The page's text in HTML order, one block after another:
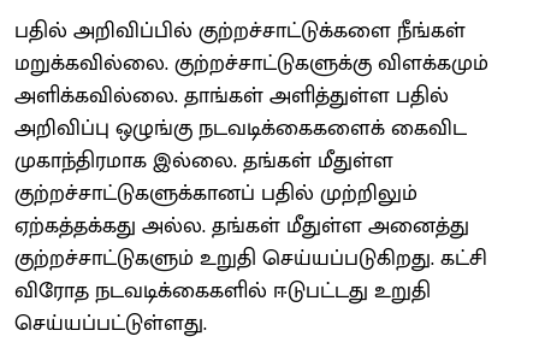
பதில் அறிவிப்பில் குற்றச்சாட்டுக்களை நீங்கள்
மறுக்கவில்லை. குற்றச்சாட்டுகளுக்கு விளக்கமும்
அளிக்கவில்லை. தாங்கள் அளித்துள்ள பதில்
அறிவிப்பு ஒழுங்கு நடவடிக்கைகளைக் கைவிட
முகாந்திரமாக இல்லை. தங்கள் மீதுள்ள
குற்றச்சாட்டுகளுக்கானப் பதில் முற்றிலும்
ஏற்கத்தக்கது அல்ல. தங்கள் மீதுள்ள அனைத்து
குற்றச்சாட்டுகளும் உறுதி செய்யப்படுகிறது. கட்சி
விரோத நடவடிக்கைகளில் ஈடுபட்டது உறுதி
செய்யப்பட்டுள்ளது.